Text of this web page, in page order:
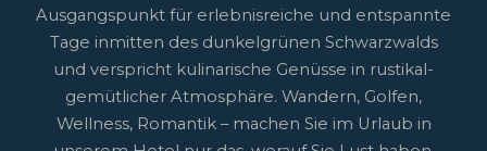
Ausgangspunkt für erlebnisreiche und entspannte
Tage inmitten des dunkelgrünen Schwarzwalds
und verspricht kulinarische Genüsse in rustikal-
gemütlicher Atmosphäre. Wandern, Golfen,
Wellness, Romantik – machen Sie im Urlaub in